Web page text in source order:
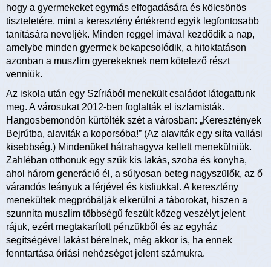
hogy a gyermekeket egymás elfogadására és kölcsönös
tiszteletére, mint a keresztény értékrend egyik legfontosabb
tanítására neveljék. Minden reggel imával kezdődik a nap,
amelybe minden gyermek bekapcsolódik, a hitoktatáson
azonban a muszlim gyerekeknek nem kötelező részt
venniük.
Az iskola után egy Szíriából menekült családot látogattunk
meg. A városukat 2012-ben foglalták el iszlamisták.
Hangosbemondón kürtölték szét a városban: „Keresztények
Bejrútba, alaviták a koporsóba!” (Az alaviták egy siíta vallási
kisebbség.) Mindenüket hátrahagyva kellett menekülniük.
Zahléban otthonuk egy szűk kis lakás, szoba és konyha,
ahol három generáció él, a súlyosan beteg nagyszülők, az ő
várandós leányuk a férjével és kisfiukkal. A keresztény
menekültek megpróbálják elkerülni a táborokat, hiszen a
szunnita muszlim többségű feszült közeg veszélyt jelent
rájuk, ezért megtakarított pénzükből és az egyház
segítségével lakást bérelnek, még akkor is, ha ennek
fenntartása óriási nehézséget jelent számukra.